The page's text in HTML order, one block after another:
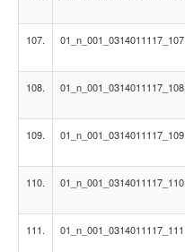
107. 01_n_001_0314011117_107
108. 01_n_001_0314011117_108
109. 01_n_001_0314011117_109
110. 01_n_001_0314011117_110
111. 01_n_001_0314011117_111